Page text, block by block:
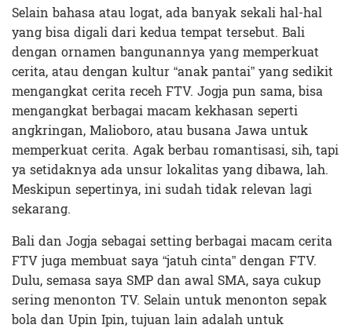
Selain bahasa atau logat, ada banyak sekali hal-hal
yang bisa digali dari kedua tempat tersebut. Bali
dengan ornamen bangunannya yang memperkuat
cerita, atau dengan kultur “anak pantai” yang sedikit
mengangkat cerita receh FTV. Jogja pun sama, bisa
mengangkat berbagai macam kekhasan seperti
angkringan, Malioboro, atau busana Jawa untuk
memperkuat cerita. Agak berbau romantisasi, sih, tapi
ya setidaknya ada unsur lokalitas yang dibawa, lah.
Meskipun sepertinya, ini sudah tidak relevan lagi
sekarang.
Bali dan Jogja sebagai setting berbagai macam cerita
FTV juga membuat saya “jatuh cinta” dengan FTV.
Dulu, semasa saya SMP dan awal SMA, saya cukup
sering menonton TV. Selain untuk menonton sepak
bola dan Upin Ipin, tujuan lain adalah untuk